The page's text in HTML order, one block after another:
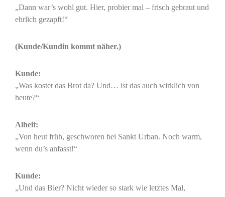
„Dann war’s wohl gut. Hier, probier mal – frisch gebraut und
ehrlich gezapft!“
(Kunde/Kundin kommt näher.)
Kunde:
„Was kostet das Brot da? Und… ist das auch wirklich von
heute?“
Alheit:
„Von heut früh, geschworen bei Sankt Urban. Noch warm,
wenn du’s anfasst!“
Kunde:
„Und das Bier? Nicht wieder so stark wie letztes Mal,